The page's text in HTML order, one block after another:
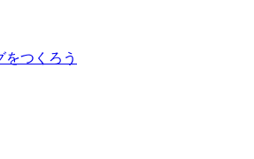
をつくろう